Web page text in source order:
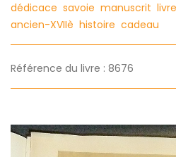
dédicace savoie manuscrit
ancien-XVIIè histoire cadeau
Référence du livre : 8676